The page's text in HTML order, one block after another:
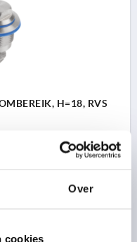
Over
cookies
H=18, RVS